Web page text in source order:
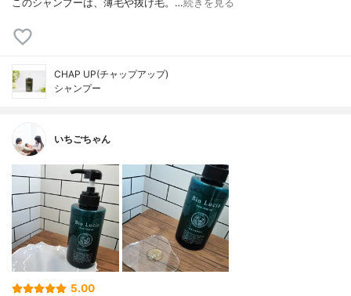
このシャンプーは、薄毛や抜け毛。…続きを見る
CHAP UP(チャップアップ)
シャンプー
いちごちゃん
5.00